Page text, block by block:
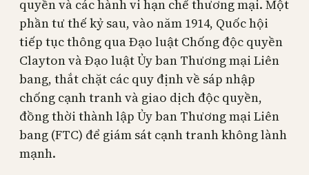
quyền và các hành vi hạn chế thương mại. Một
phần tư thế kỷ sau, vào năm 1914, Quốc hội
tiếp tục thông qua Đạo luật Chống độc quyền
Clayton và Đạo luật Ủy ban Thương mại Liên
bang, thắt chặt các quy định về sáp nhập
chống cạnh tranh và giao dịch độc quyền,
đồng thời thành lập Ủy ban Thương mại Liên
bang (FTC) để giám sát cạnh tranh không lành
mạnh.